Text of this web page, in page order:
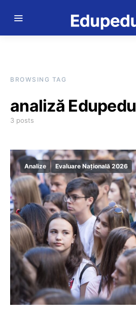
BROWSING TAG
analiză Edupedu
3 posts
Analize Evaluare Națională 2026